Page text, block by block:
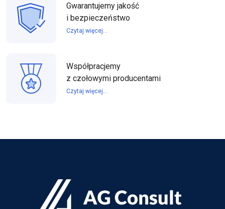
Gwarantujemy jakość
i bezpieczeństwo
Czytaj więcej...
Współpracjemy
z czołowymi producentami
Czytaj więcej...